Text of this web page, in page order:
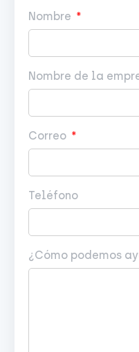
Nombre
Nombre de la
Correo
Teléfono
¿Cómo podemos